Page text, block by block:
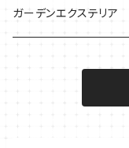
秋植えで料理に
ハーブバスに
葉物野菜のコンパニオン
キュウリのコンパニオン
バジル・ハーブ苗
タイム・ハーブ苗
その他
ガーデンエクステリア